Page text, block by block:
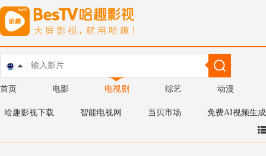
首页 电影 电视剧 综艺 动漫
哈趣影视下载 智能电视网 当贝市场 免费AI视频生成